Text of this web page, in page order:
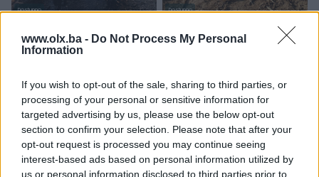
www.olx.ba - Do Not Process My Personal
Information
If you wish to opt-out of the sale, sharing to third parties, or
processing of your personal or sensitive information for
targeted advertising by us, please use the below opt-out
section to confirm your selection. Please note that after your
opt-out request is processed you may continue seeing
interest-based ads based on personal information utilized by
us or personal information disclosed to third parties prior to
Dostupno
prije 7 dana
Dostupno
Berač za kukuruz berac
kukuruza
prije 8 dana
PIK SHOP